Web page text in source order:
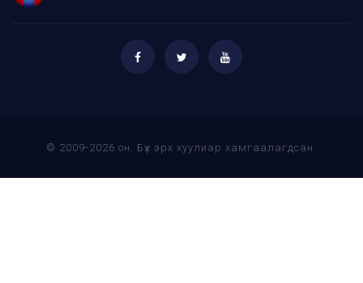
© 2009-2026 он. Бүх эрх хуулиар хамгаалагдсан.